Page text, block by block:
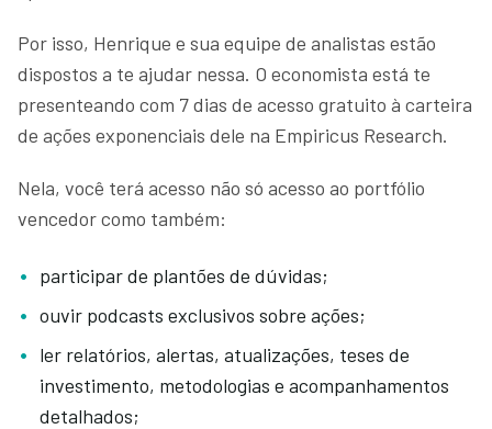
Por isso, Henrique e sua equipe de analistas estão
dispostos a te ajudar nessa. O economista está te
presenteando com 7 dias de acesso gratuito à carteira
de ações exponenciais dele na Empiricus Research.
Nela, você terá acesso não só acesso ao portfólio
vencedor como também:
participar de plantões de dúvidas;
ouvir podcasts exclusivos sobre ações;
ler relatórios, alertas, atualizações, teses de
investimento, metodologias e acompanhamentos
detalhados;